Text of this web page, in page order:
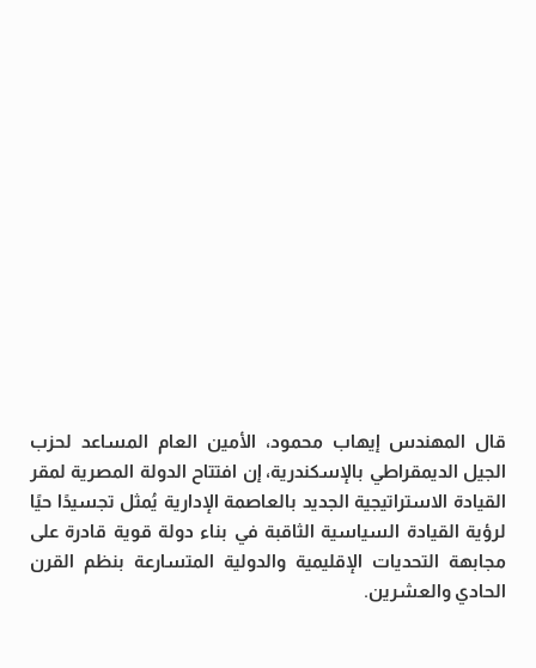
قال المهندس إيهاب محمود، الأمين العام المساعد لحزب
الجيل الديمقراطي بالإسكندرية، إن افتتاح الدولة المصرية لمقر
القيادة الاستراتيجية الجديد بالعاصمة الإدارية يُمثل تجسيدًا حيًا
لرؤية القيادة السياسية الثاقبة في بناء دولة قوية قادرة على
مجابهة التحديات الإقليمية والدولية المتسارعة بنظم القرن
الحادي والعشرين.